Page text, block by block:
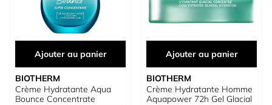
Ajouter au panier
BIOTHERM
Crème Hydratante Aqua
Bounce Concentrate
Ajouter au panier
BIOTHERM
Crème Hydratante Homme
Aquapower 72h Gel Glacial